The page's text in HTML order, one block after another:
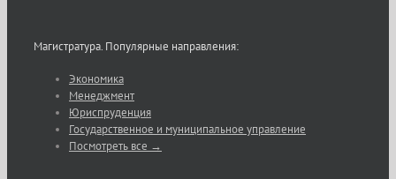
Магистратура. Популярные направления:
Экономика
Менеджмент
Юриспруденция
Государственное и муниципальное управление
Посмотреть все →